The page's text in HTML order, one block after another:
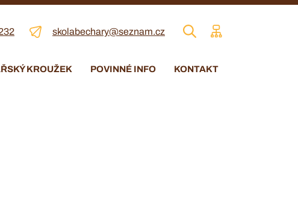
skolabechary@seznam.cz
KROUŽEK POVINNÉ INFO KONTAKT